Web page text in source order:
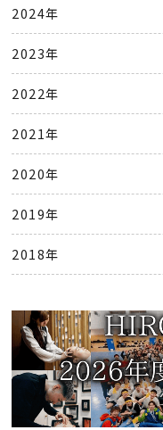
2024年
2023年
2022年
2021年
2020年
2019年
2018年